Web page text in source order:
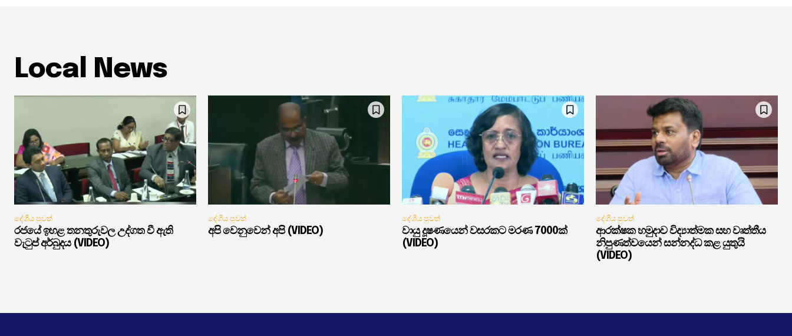
Local News
දේශීය පුවත්
රජයේ ඉහළ තනතුරුවල උද්ගත වී ඇති
වැටුප් අර්බුදය (VIDEO)
දේශීය පුවත්
අපි වෙනුවෙන් අපි (VIDEO)
දේශීය පුවත්
වායු දූෂණයෙන් වසරකට මරණ 7000ක්
(VIDEO)
දේශීය පුවත්
ආරක්ෂක හමුදාව විද්‍යාත්මක සහ වෘත්තීය
නිපුණත්වයෙන් සන්නද්ධ කළ යුතුයි
(VIDEO)